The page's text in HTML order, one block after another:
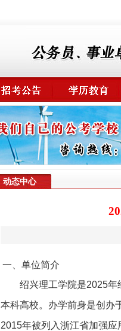
动态中心
一、单位简介
绍兴理工学院是2025
本科高校。办学前身是创办
2015年被列入浙江省加强